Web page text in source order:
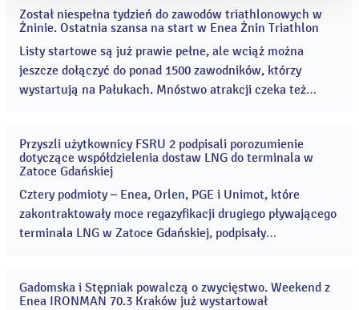
04
sie
Został niespełna tydzień do zawodów triathlonowych w
Żninie. Ostatnia szansa na start w Enea Żnin Triathlon
Listy startowe są już prawie pełne, ale wciąż można
jeszcze dołączyć do ponad 1500 zawodników, którzy
wystartują na Pałukach. Mnóstwo atrakcji czeka też
sportowe, które co roku przyciągają coraz więcej
uczestników i kibiców. ...
Przyszli użytkownicy FSRU 2 podpisali porozumienie
dotyczące współdzielenia dostaw LNG do terminala w
Zatoce Gdańskiej
Cztery podmioty – Enea, Orlen, PGE i Unimot, które
zakontraktowały moce regazyfikacji drugiego pływającego
terminala LNG w Zatoce Gdańskiej, podpisały
31
Gadomska i Stępniak powalczą o zwycięstwo. Weekend z
Enea IRONMAN 70.3 Kraków już wystartował